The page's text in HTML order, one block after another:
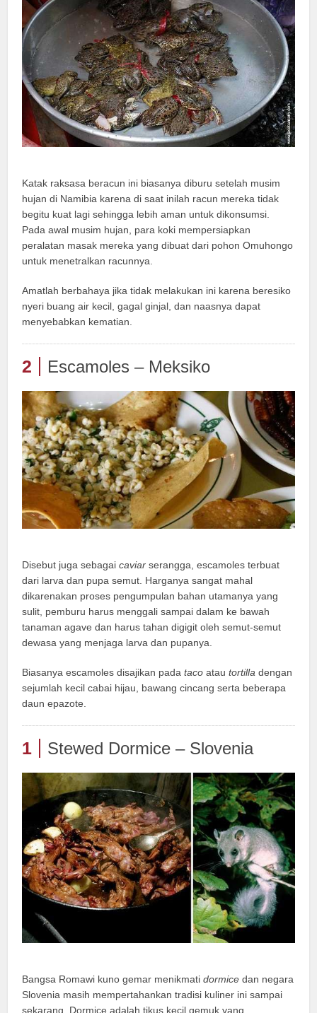
Katak raksasa beracun ini biasanya diburu setelah musim
hujan di Namibia karena di saat inilah racun mereka tidak
begitu kuat lagi sehingga lebih aman untuk dikonsumsi.
Pada awal musim hujan, para koki mempersiapkan
peralatan masak mereka yang dibuat dari pohon Omuhongo
untuk menetralkan racunnya.
Amatlah berbahaya jika tidak melakukan ini karena beresiko
nyeri buang air kecil, gagal ginjal, dan naasnya dapat
menyebabkan kematian.
2 Escamoles – Meksiko
Disebut juga sebagaicaviarserangga, escamoles terbuat
dari larva dan pupa semut. Harganya sangat mahal
dikarenakan proses pengumpulan bahan utamanya yang
sulit, pemburu harus menggali sampai dalam ke bawah
tanaman agave dan harus tahan digigit oleh semut-semut
dewasa yang menjaga larva dan pupanya.
Biasanya escamoles disajikan padatacoatautortilla dengan
sejumlah kecil cabai hijau, bawang cincang serta beberapa
daun epazote.
1 Stewed Dormice – Slovenia
Bangsa Romawi kuno gemar menikmatidormice dan negara
Slovenia masih mempertahankan tradisi kuliner ini sampai
sekarang. Dormice adalah tikus kecil gemuk yang